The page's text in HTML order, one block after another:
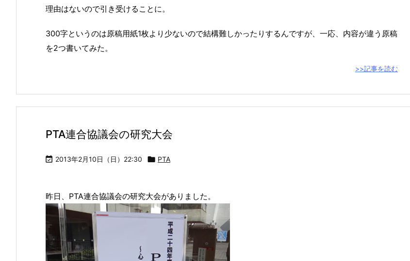
理由はないので引き受けることに。
300字というのは原稿用紙1枚より少ないので結構難しかったりするんですが、一応、内容が違う原稿
を2つ書いてみた。
>>記事を読む
PTA連合協議会の研究大会
 2013年2月10日（日）22:30  PTA
昨日、PTA連合協議会の研究大会がありました。